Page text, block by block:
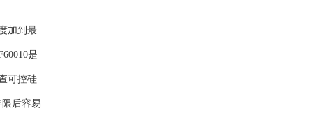
加到最
是
可控硅
后容易